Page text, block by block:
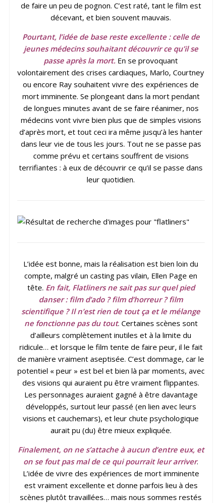
de faire un peu de pognon. C’est raté, tant le film est
décevant, et bien souvent mauvais.
Pourtant, l’idée de base reste excellente : celle de
jeunes médecins souhaitant découvrir ce qu’il se
passe après la mort. En se provoquant
volontairement des crises cardiaques, Marlo, Courtney
ou encore Ray souhaitent vivre des expériences de
mort imminente. Se plongeant dans la mort pendant
de longues minutes avant de se faire réanimer, nos
médecins vont vivre bien plus que de simples visions
d’après mort, et tout ceci ira même jusqu’à les hanter
dans leur vie de tous les jours. Tout ne se passe pas
comme prévu et certains souffrent de visions
terrifiantes : à eux de découvrir ce qu’il se passe dans
leur quotidien.
L’idée est bonne, mais la réalisation est bien loin du
compte, malgré un casting pas vilain, Ellen Page en
tête. En fait, Flatliners ne sait pas sur quel pied
danser : film d’ado ? film d’horreur ? film
scientifique ? Il n’est rien de tout ça et le mélange
ne fonctionne pas du tout. Certaines scènes sont
d’ailleurs complètement inutiles et à la limite du
ridicule… et lorsque le film tente de faire peur, il le fait
de manière vraiment aseptisée. C’est dommage, car le
potentiel « peur » est bel et bien là par moments, avec
des visions qui auraient pu être vraiment flippantes.
Les personnages auraient gagné à être davantage
développés, surtout leur passé (en lien avec leurs
visions et cauchemars), et leur chute psychologique
aurait pu (du) être mieux expliquée.
Finalement, on ne s’attache à aucun d’entre eux, et
on se fout pas mal de ce qui pourrait leur arriver.
L’idée de vivre des expériences de mort imminente
est vraiment excellente et donne parfois lieu à des
scènes plutôt travaillées… mais nous sommes restés